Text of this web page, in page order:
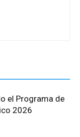
el Programa de
2026